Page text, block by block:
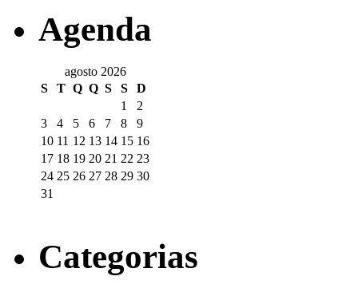
Agenda
agosto 2026
S
T Q Q S S
D
1
2
3
4 5 6 7 8
9
10 11 12 13 14 15 16
17 18 19 20 21 22 23
24 25 26 27 28 29 30
31
Categorias